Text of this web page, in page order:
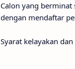
Calon yang
dengan mendaftar
Syarat kelayakan